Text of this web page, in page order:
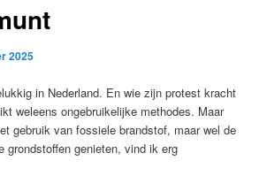
2025
in Nederland. En wie zijn protest kracht
weleens ongebruikelijke methodes. Maar
gebruik van fossiele brandstof, maar wel de
grondstoffen genieten, vind ik erg